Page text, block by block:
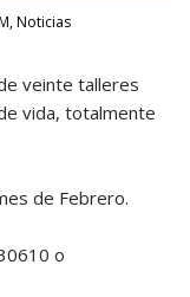
Noticias
veinte talleres
vida, totalmente
de Febrero.
o